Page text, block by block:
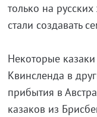
только на
стали создавать
Некоторые
Квинсленда в
прибытия в
казаков из